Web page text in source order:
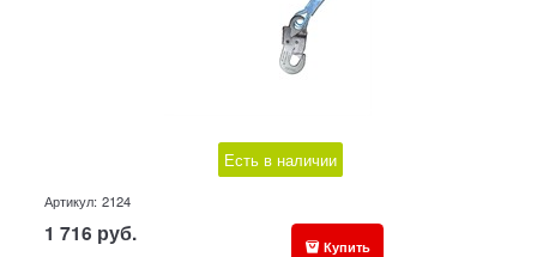
Есть в наличии
Артикул: 2124
1 716 руб. Купить